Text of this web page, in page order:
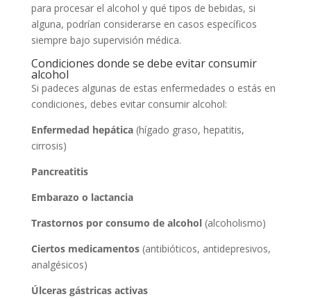
para procesar el alcohol y qué tipos de bebidas, si
alguna, podrían considerarse en casos específicos
siempre bajo supervisión médica.
Condiciones donde se debe evitar consumir
alcohol
Si padeces algunas de estas enfermedades o estás en
condiciones, debes evitar consumir alcohol:
Enfermedad hepática(hígado graso, hepatitis,
cirrosis)
Pancreatitis
Embarazo o lactancia
Trastornos por consumo de alcohol(alcoholismo)
Ciertos medicamentos(antibióticos, antidepresivos,
analgésicos)
Úlceras gástricas activas